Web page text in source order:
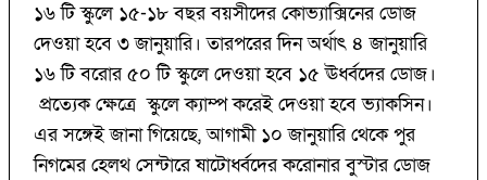
১৬ টি স্কুলে ১৫-১৮ বছর বয়সীদের কোভ্যাক্সিনের ডোজ
দেওয়া হবে ৩ জানুয়ারি। তারপরের দিন অর্থাৎ ৪ জানুয়ারি
১৬ টি বরোর ৫০ টি স্কুলে দেওয়া হবে ১৫ ঊর্ধ্বদের ডোজ।
প্রত্যেক ক্ষেত্রে স্কুলে ক্যাম্প করেই দেওয়া হবে ভ্যাকসিন।
এর সঙ্গেই জানা গিয়েছে, আগামী ১০ জানুয়ারি থেকে পুর
নিগমের হেলথ সেন্টারে ষাটোর্ধ্বদের করোনার বুস্টার ডোজ